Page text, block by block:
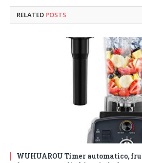
RELATED POSTS
WUHUAROU Timer automatico,